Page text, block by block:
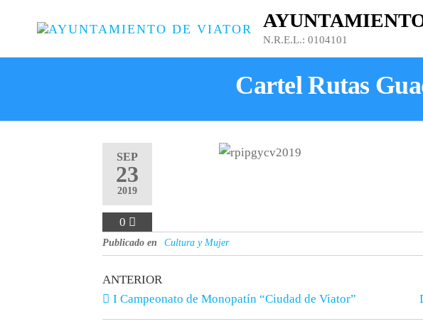
N.R.E.L.: 0104101
Cartel Rutas
SEP
23
2019
0
Publicado en Cultura y Mujer
ANTERIOR
I Campeonato de Monopatín “Ciudad de Viator”